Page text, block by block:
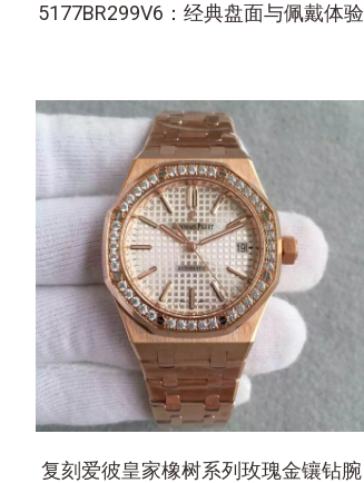
5177BR299V6：经典盘面与佩戴体验
复刻爱彼皇家橡树系列玫瑰金镶钻腕